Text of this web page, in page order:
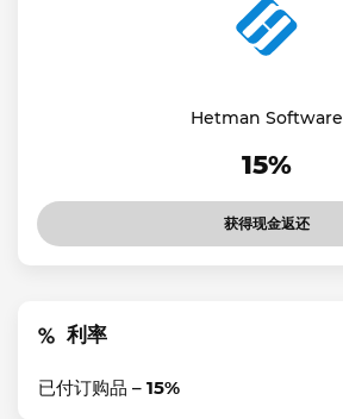
Hetman Software
15%
获得现金返还
利率
已付订购品 – 15%